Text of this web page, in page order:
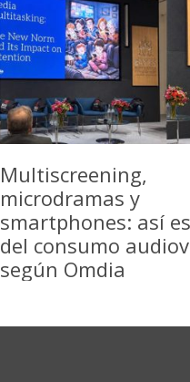
Multiscreening,
microdramas y
smartphones: así
del consumo
según Omdia